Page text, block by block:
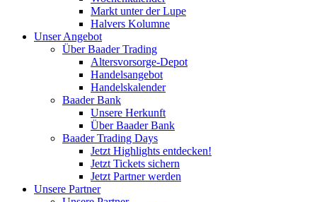
Markt unter der Lupe
Halvers Kolumne
Unser Angebot
Über Baader Trading
Altersvorsorge-Depot
Handelsangebot
Handelskalender
Baader Bank
Unsere Herkunft
Über Baader Bank
Baader Trading Days
Jetzt Highlights entdecken!
Jetzt Tickets sichern
Jetzt Partner werden
Unsere Partner